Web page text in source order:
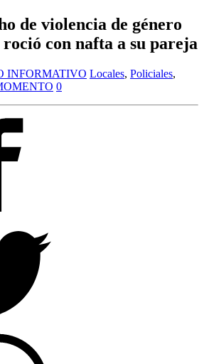
de violencia de género
roció con nafta a su pareja
INFORMATIVO Locales, Policiales,
0